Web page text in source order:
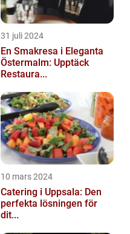
31 juli 2024
En Smakresa i Eleganta
Östermalm: Upptäck
Restaura...
10 mars 2024
Catering i Uppsala: Den
perfekta lösningen för
dit...